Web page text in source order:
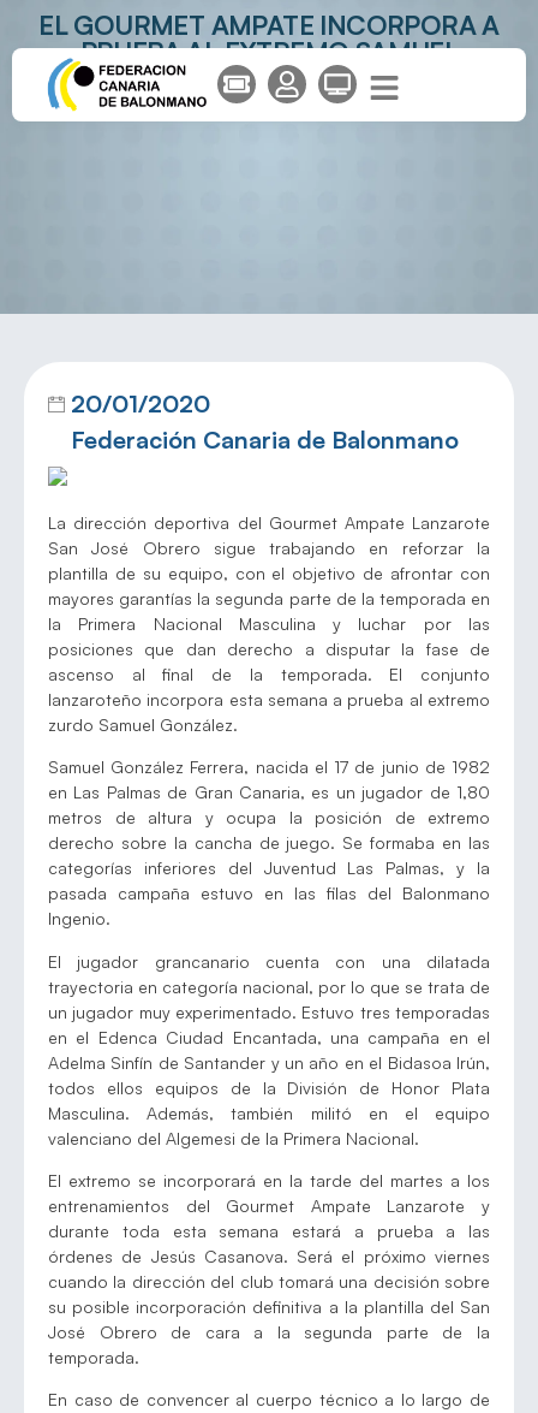
EL GOURMET AMPATE INCORPORA A
PRUEBA AL EXTREMO SAMUEL
GONZÁLEZ
20/01/2020
Federación Canaria de Balonmano
La dirección deportiva del Gourmet Ampate Lanzarote
San José Obrero sigue trabajando en reforzar la
plantilla de su equipo, con el objetivo de afrontar con
mayores garantías la segunda parte de la temporada en
la Primera Nacional Masculina y luchar por las
posiciones que dan derecho a disputar la fase de
ascenso al final de la temporada. El conjunto
lanzaroteño incorpora esta semana a prueba al extremo
zurdo Samuel González.
Samuel González Ferrera, nacida el 17 de junio de 1982
en Las Palmas de Gran Canaria, es un jugador de 1,80
metros de altura y ocupa la posición de extremo
derecho sobre la cancha de juego. Se formaba en las
categorías inferiores del Juventud Las Palmas, y la
pasada campaña estuvo en las filas del Balonmano
Ingenio.
El jugador grancanario cuenta con una dilatada
trayectoria en categoría nacional, por lo que se trata de
un jugador muy experimentado. Estuvo tres temporadas
en el Edenca Ciudad Encantada, una campaña en el
Adelma Sinfín de Santander y un año en el Bidasoa Irún,
todos ellos equipos de la División de Honor Plata
Masculina. Además, también militó en el equipo
valenciano del Algemesi de la Primera Nacional.
El extremo se incorporará en la tarde del martes a los
entrenamientos del Gourmet Ampate Lanzarote y
durante toda esta semana estará a prueba a las
órdenes de Jesús Casanova. Será el próximo viernes
cuando la dirección del club tomará una decisión sobre
su posible incorporación definitiva a la plantilla del San
José Obrero de cara a la segunda parte de la
temporada.
En caso de convencer al cuerpo técnico a lo largo de